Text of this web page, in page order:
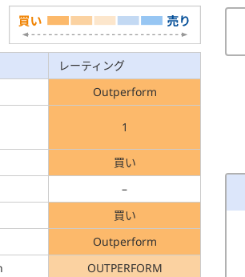
レーティング
Outperform
1
買い
–
買い
Outperform
OUTPERFORM